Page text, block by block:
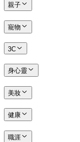
親子
寵物
3C
身心靈
美妝
健康
職涯